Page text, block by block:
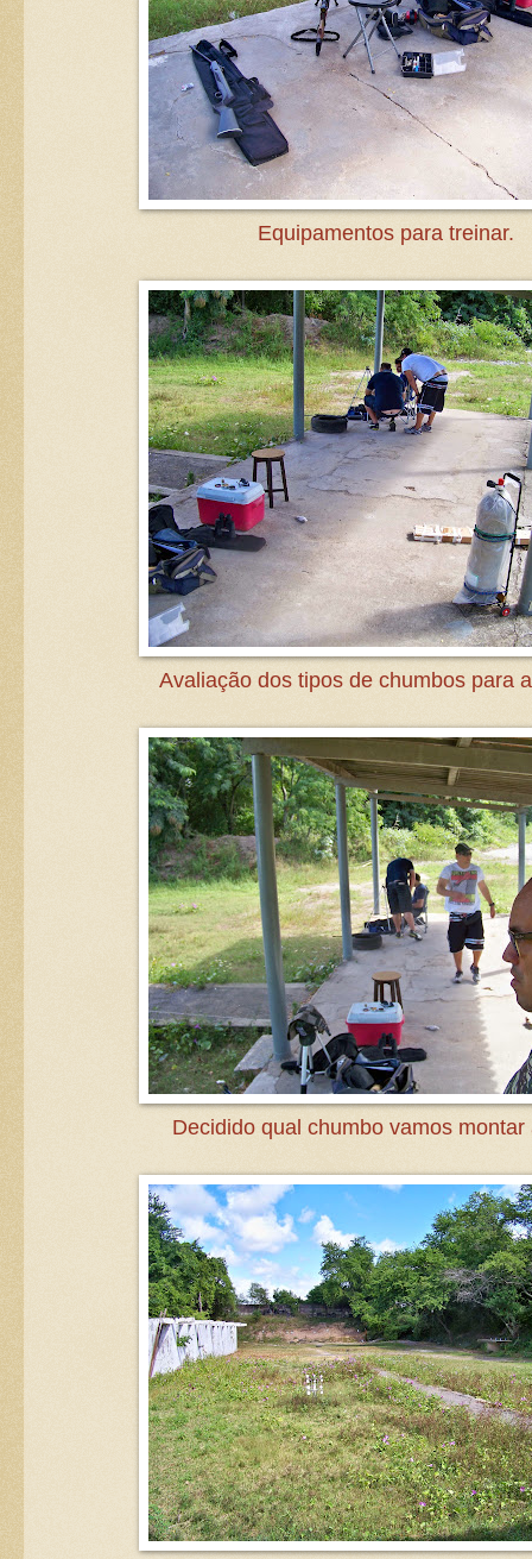
Equipamentos para treinar.
Avaliação dos tipos de chumbos para
Decidido qual chumbo vamos montar